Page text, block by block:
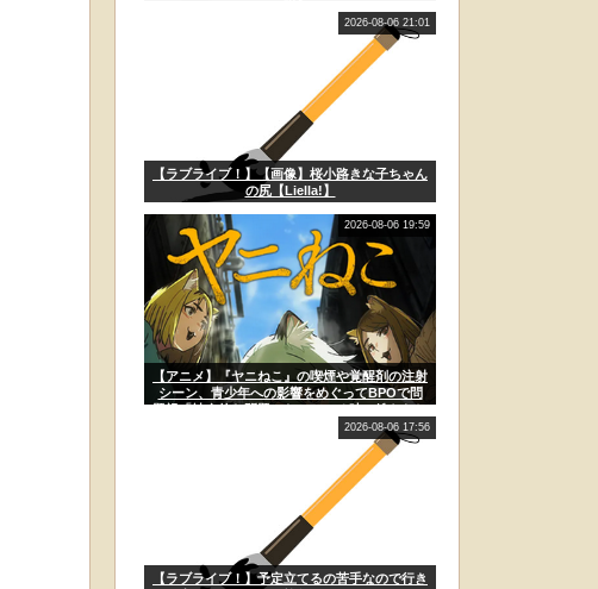
ヶ咲】
【ラブライブ！】【画像】桜小路きな子ちゃん
の尻【Liella!】
2026-08-06 21:01
【アニメ】『ヤニねこ』の喫煙や覚醒剤の注射
シーン、青少年への影響をめぐってBPOで問
題視「社会的な問題になっている時に紛らわし
2026-08-06 19:59
【ラブライブ！】予定立てるの苦手なので行き
2026-08-06 17:56